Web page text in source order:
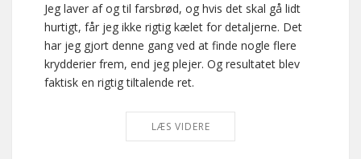
Jeg laver af og til farsbrød, og hvis det skal gå lidt
hurtigt, får jeg ikke rigtig kælet for detaljerne. Det
har jeg gjort denne gang ved at finde nogle flere
krydderier frem, end jeg plejer. Og resultatet blev
faktisk en rigtig tiltalende ret.
LÆS VIDERE